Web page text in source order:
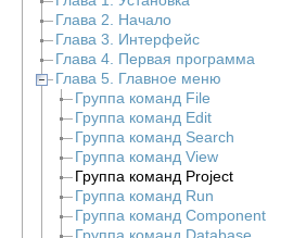
Глава 2. Начало
Глава 3. Интерфейс
Глава 4. Первая программа
Глава 5. Главное меню
Группа команд File
Группа команд Edit
Группа команд Search
Группа команд View
Группа команд Project
Группа команд Run
Группа команд Component